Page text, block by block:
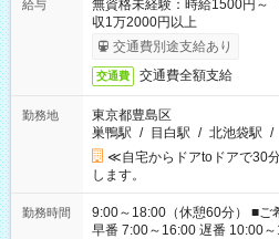
給与
無資格未経験：時給1500円
収1万2000円以上
交通費別途支給あり
交通費 交通費全額支給
勤務地
東京都豊島区
巣鴨駅 / 目白駅 / 北池袋駅 /
≪自宅からドアtoドアで30
します。
勤務時間
9:00～18:00（休憩60分） ■ご希望があれば下記シフトもOK！
早番 7:00～16:00 遅番 10:00～